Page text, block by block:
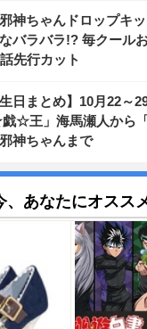
神ちゃんドロップキ
バラバラ!? 毎クール
先行カット
生日まとめ】10月22～
☆王」海馬瀬人から
神ちゃんまで
、あなたにオスス